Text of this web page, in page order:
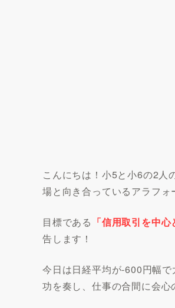
こんにちは！小5と小6の2人
場と向き合っているアラフォ
目標である 「信用取引を中
告します！
今日は日経平均が-600円幅
功を奏し、仕事の合間に会心